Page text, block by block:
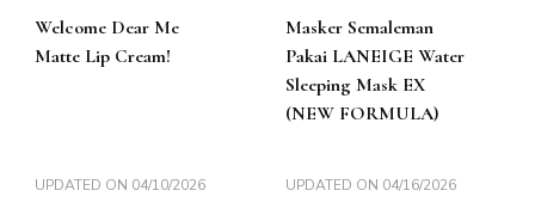
Welcome Dear Me
Matte Lip Cream!
Masker Semaleman
Pakai LANEIGE Water
Sleeping Mask EX
(NEW FORMULA)
UPDATED ON 04/10/2026 UPDATED ON 04/16/2026